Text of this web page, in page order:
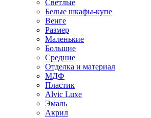
Светлые
Белые шкафы-купе
Венге
Размер
Маленькие
Большие
Средние
Отделка и материал
МДФ
Пластик
Alvic Luxe
Эмаль
Акрил